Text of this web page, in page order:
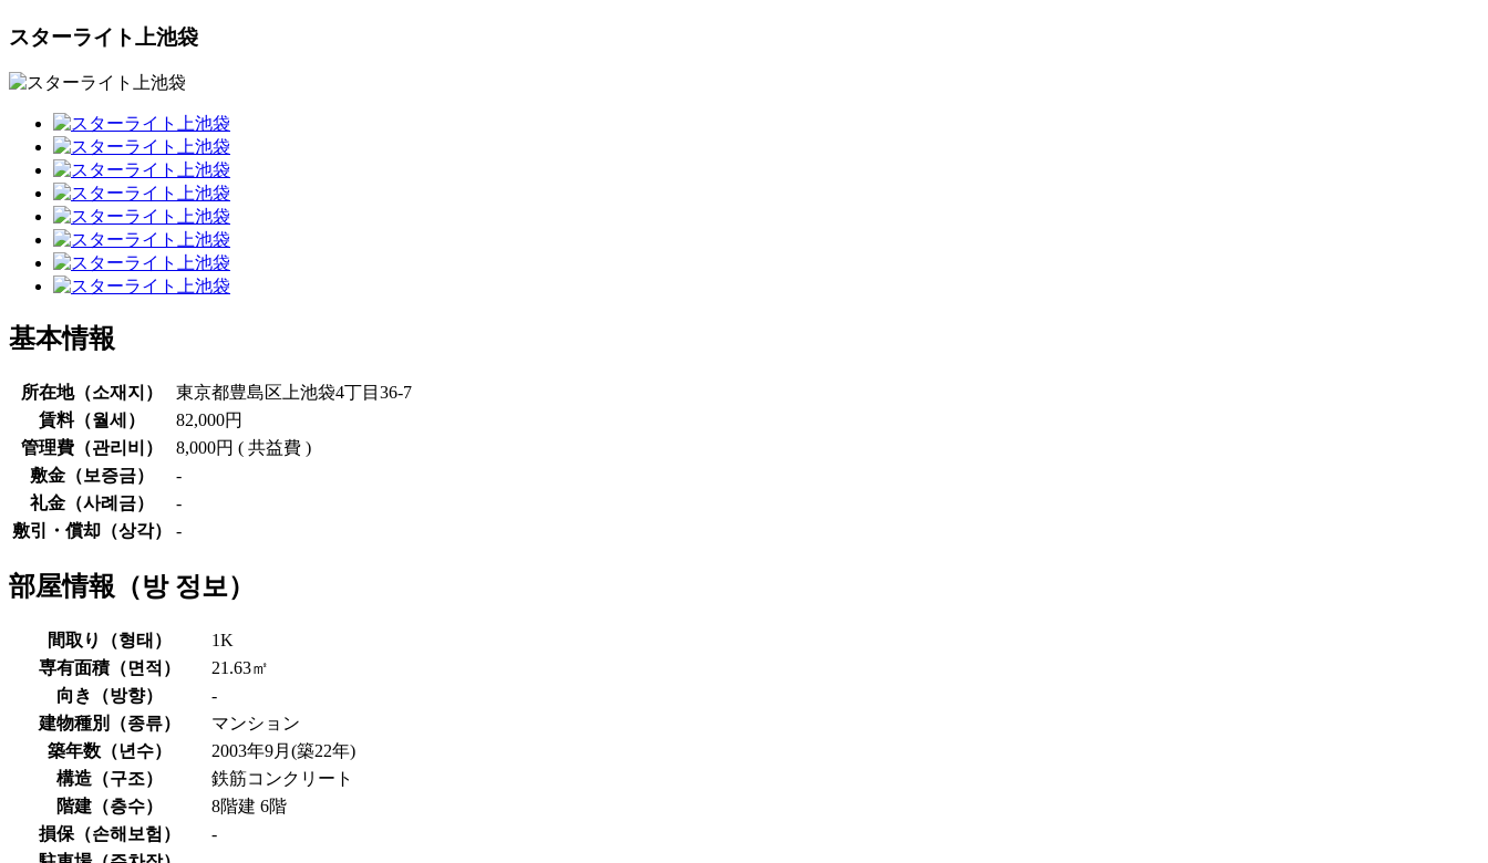
スターライト上池袋
基本情報
所在地（소재지 ）
東京都豊島区上池袋4丁目36-7
賃料（월세 ）
82,000円
管理費（관리비 ）
8,000円 ( 共益費 )
敷金（보증금）
-
礼金（사례금）
-
敷引・償却（상각） -
部屋情報（방 정보）
間取り（형태 ）
1K
専有面積（면적 ）
21.63㎡
向き（방향）
-
建物種別（종류）
マンション
築年数（년수）
2003年9月(築22年)
構造（구조）
鉄筋コンクリート
階建（층수）
8階建 6階
損保（손해보험 ）
-